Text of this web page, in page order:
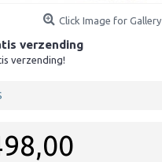
Click Image for Gallery
verzending
verzending!